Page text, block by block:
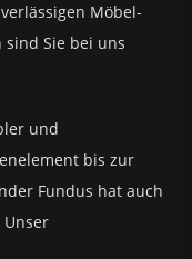
Möbel-
sind Sie bei uns
und
bis zur
Fundus hat auch
Unser